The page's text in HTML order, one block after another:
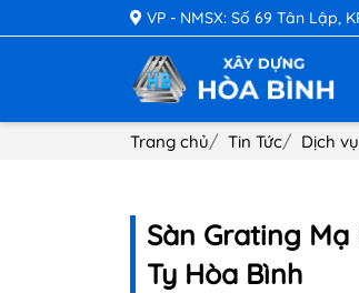
VP - NMSX: Số 69 Tân Lập,
Trang chủ Tin Tức Dịch vụ
Sàn Grating Mạ
Ty Hòa Bình